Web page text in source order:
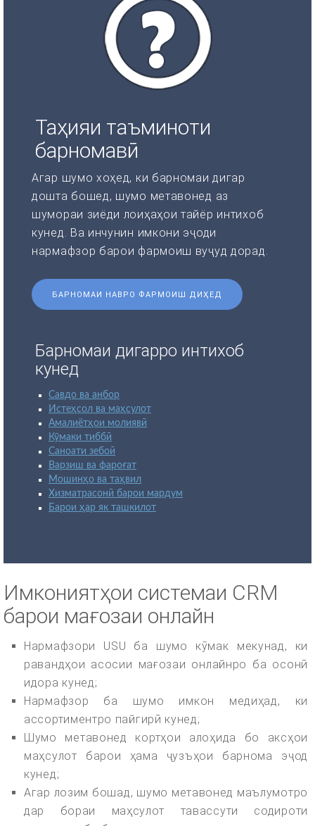
Таҳияи таъминоти
барномавӣ
Агар шумо хоҳед, ки барномаи дигар
дошта бошед, шумо метавонед аз
шумораи зиёди лоиҳаҳои тайёр интихоб
кунед. Ва инчунин имкони эҷоди
нармафзор барои фармоиш вуҷуд дорад.
БАРНОМАИ НАВРО ФАРМОИШ ДИҲЕД
Барномаи дигарро интихоб
кунед
Савдо ва анбор
Истеҳсол ва маҳсулот
Амалиётҳои молиявӣ
Кӯмаки тиббӣ
Саноати зебоӣ
Варзиш ва фароғат
Мошинҳо ва таҳвил
Хизматрасонӣ барои мардум
Барои ҳар як ташкилот
Имкониятҳои системаи CRM
барои мағозаи онлайн
Нармафзори USU ба шумо кӯмак мекунад, ки
равандҳои асосии мағозаи онлайнро ба осонӣ
идора кунед;
Нармафзор ба шумо имкон медиҳад, ки
ассортиментро пайгирӣ кунед;
Шумо метавонед кортҳои алоҳида бо аксҳои
маҳсулот барои ҳама ҷузъҳои барнома эҷод
кунед;
Агар лозим бошад, шумо метавонед маълумотро
дар бораи маҳсулот тавассути содироти